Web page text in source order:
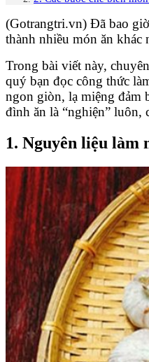
(Gotrangtri.vn) Đã bao
thành nhiều món ăn khác
Trong bài viết này,
quý bạn đọc công thức
ngon giòn, lạ miệng đảm
đình ăn là “nghiện” luôn,
1. Nguyên liệu làm